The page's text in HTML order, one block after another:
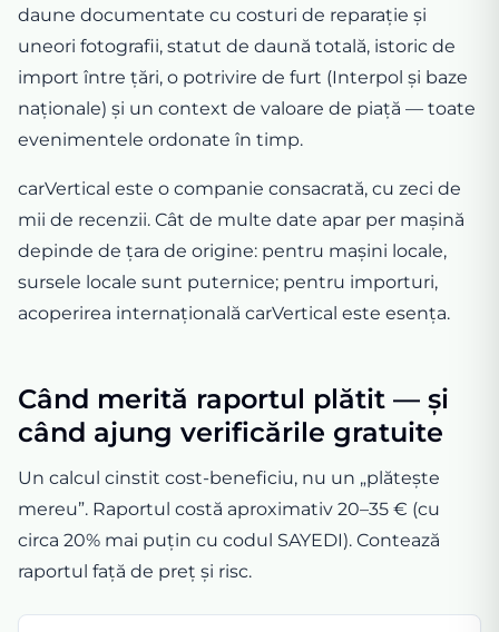
daune documentate cu costuri de reparație și
uneori fotografii, statut de daună totală, istoric de
import între țări, o potrivire de furt (Interpol și baze
naționale) și un context de valoare de piață — toate
evenimentele ordonate în timp.
carVertical este o companie consacrată, cu zeci de
mii de recenzii. Cât de multe date apar per mașină
depinde de țara de origine: pentru mașini locale,
sursele locale sunt puternice; pentru importuri,
acoperirea internațională carVertical este esența.
Când merită raportul plătit — și
când ajung verificările gratuite
Un calcul cinstit cost-beneficiu, nu un „plătește
mereu”. Raportul costă aproximativ 20–35 € (cu
circa 20% mai puțin cu codul SAYEDI). Contează
raportul față de preț și risc.